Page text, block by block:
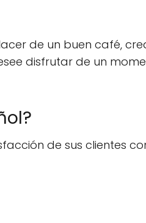
de un buen café,
disfrutar de un
de sus clientes